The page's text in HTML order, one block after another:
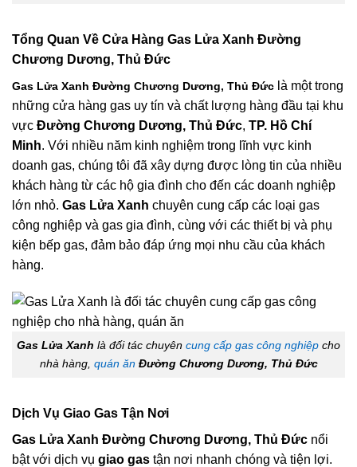
Tổng Quan Về Cửa Hàng Gas Lửa Xanh Đường
Chương Dương, Thủ Đức
Gas Lửa Xanh Đường Chương Dương, Thủ Đức là một trong
những cửa hàng gas uy tín và chất lượng hàng đầu tại khu
vực Đường Chương Dương, Thủ Đức, TP. Hồ Chí
Minh. Với nhiều năm kinh nghiệm trong lĩnh vực kinh
doanh gas, chúng tôi đã xây dựng được lòng tin của nhiều
khách hàng từ các hộ gia đình cho đến các doanh nghiệp
lớn nhỏ. Gas Lửa Xanh chuyên cung cấp các loại gas
công nghiệp và gas gia đình, cùng với các thiết bị và phụ
kiện bếp gas, đảm bảo đáp ứng mọi nhu cầu của khách
hàng.
Gas Lửa Xanh là đối tác chuyên cung cấp gas công nghiệp cho
nhà hàng, quán ăn Đường Chương Dương, Thủ Đức
Dịch Vụ Giao Gas Tận Nơi
Gas Lửa Xanh Đường Chương Dương, Thủ Đức nổi
bật với dịch vụ giao gas tận nơi nhanh chóng và tiện lợi.